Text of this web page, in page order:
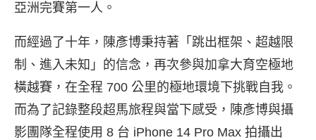
亞洲完賽第一人。
而經過了十年，陳彥博秉持著「跳出框架、超越限
制、進入未知」的信念，再次參與加拿大育空極地
橫越賽，在全程 700 公里的極地環境下挑戰自我。
而為了記錄整段超馬旅程與當下感受，陳彥博與攝
影團隊全程使用 8 台 iPhone 14 Pro Max 拍攝出